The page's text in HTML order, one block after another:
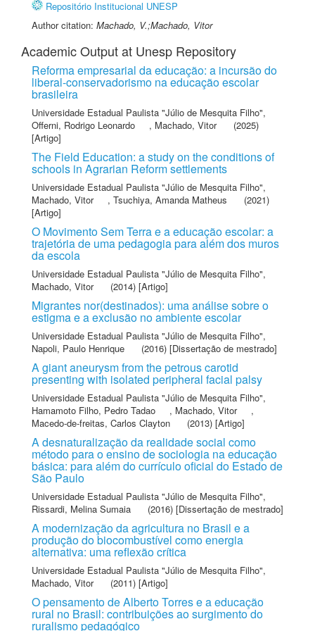
Repositório Institucional UNESP
Author citation: Machado, V.;Machado, Vitor
Academic Output at Unesp Repository
Reforma empresarial da educação: a incursão do
liberal-conservadorismo na educação escolar
brasileira
Universidade Estadual Paulista "Júlio de Mesquita Filho",
Offerni, Rodrigo Leonardo
, Machado, Vitor
(2025)
[Artigo]
The Field Education: a study on the conditions of
schools in Agrarian Reform settlements
Universidade Estadual Paulista "Júlio de Mesquita Filho",
Machado, Vitor
, Tsuchiya, Amanda Matheus
(2021)
[Artigo]
O Movimento Sem Terra e a educação escolar: a
trajetória de uma pedagogia para além dos muros
da escola
Universidade Estadual Paulista "Júlio de Mesquita Filho",
Machado, Vitor
(2014) [Artigo]
Migrantes nor(destinados): uma análise sobre o
estigma e a exclusão no ambiente escolar
Universidade Estadual Paulista "Júlio de Mesquita Filho",
Napoli, Paulo Henrique
(2016) [Dissertação de mestrado]
A giant aneurysm from the petrous carotid
presenting with isolated peripheral facial palsy
Universidade Estadual Paulista "Júlio de Mesquita Filho",
Hamamoto Filho, Pedro Tadao
, Machado, Vitor
,
Macedo-de-freitas, Carlos Clayton
(2013) [Artigo]
A desnaturalização da realidade social como
método para o ensino de sociologia na educação
básica: para além do currículo oficial do Estado de
São Paulo
Universidade Estadual Paulista "Júlio de Mesquita Filho",
Rissardi, Melina Sumaia
(2016) [Dissertação de mestrado]
A modernização da agricultura no Brasil e a
produção do biocombustível como energia
alternativa: uma reflexão crítica
Universidade Estadual Paulista "Júlio de Mesquita Filho",
Machado, Vitor
(2011) [Artigo]
O pensamento de Alberto Torres e a educação
rural no Brasil: contribuições ao surgimento do
ruralismo pedagógico